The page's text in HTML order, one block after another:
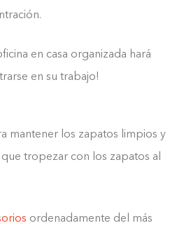
en casa organizada hará
en su trabajo!
mantener los zapatos limpios y
que tropezar con los zapatos al
ordenadamente del más